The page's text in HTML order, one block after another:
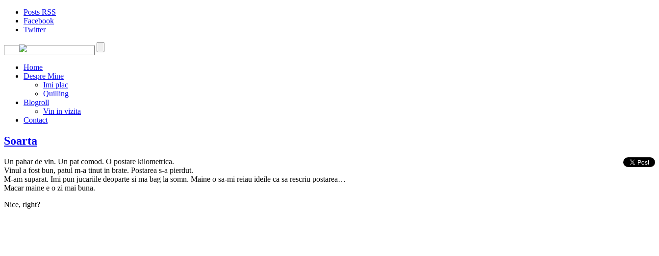
Posts RSS
Facebook
Twitter
Home
Despre Mine
Imi plac
Quilling
Blogroll
Vin in vizita
Contact
Soarta
Un pahar de vin. Un pat comod. O postare kilometrica.
Vinul a fost bun, patul m-a tinut in brate. Postarea s-a pierdut.
M-am suparat. Imi pun jucariile deoparte si ma bag la somn. Maine o sa-mi reiau ideile ca sa rescriu postarea…
Macar maine e o zi mai buna.
Nice, right?